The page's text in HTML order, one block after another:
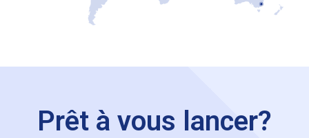
Prêt à vous lancer?